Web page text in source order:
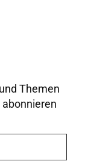
Themen